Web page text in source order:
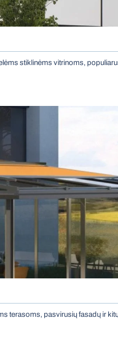
stiklinėms vitrinoms,
terasoms, pasvirusių fasadų ir